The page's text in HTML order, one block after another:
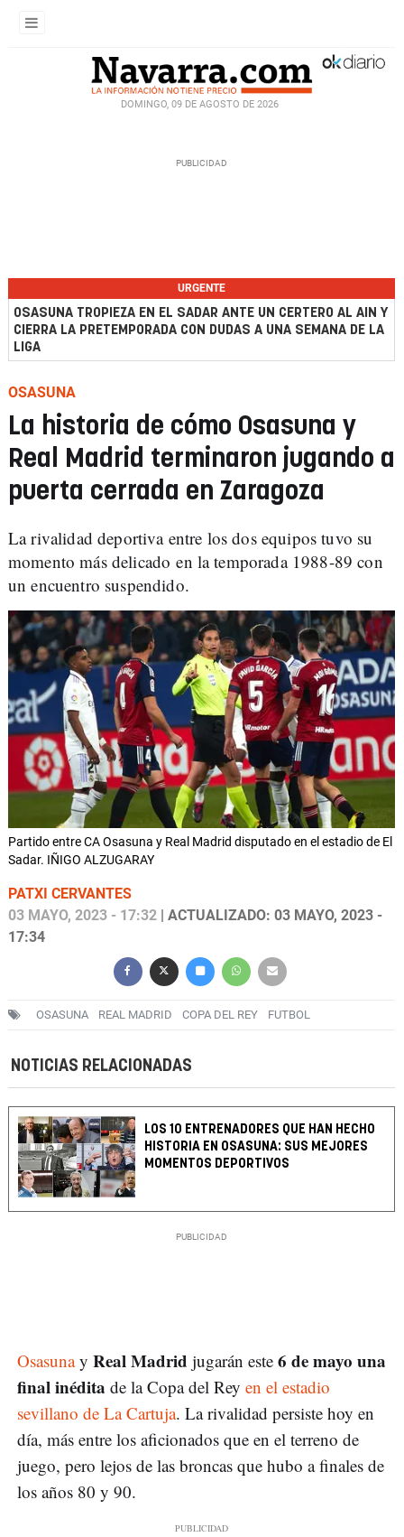
DOMINGO, 09 DE AGOSTO DE 2026
URGENTE
OSASUNA TROPIEZA EN EL SADAR ANTE UN CERTERO AL AIN Y
CIERRA LA PRETEMPORADA CON DUDAS A UNA SEMANA DE LA
LIGA
OSASUNA
La historia de cómo Osasuna y
Real Madrid terminaron jugando a
puerta cerrada en Zaragoza
La rivalidad deportiva entre los dos equipos tuvo su
momento más delicado en la temporada 1988-89 con
un encuentro suspendido.
Partido entre CA Osasuna y Real Madrid disputado en el estadio de El
Sadar. IÑIGO ALZUGARAY
PATXI CERVANTES
03 MAYO, 2023 - 17:32 | ACTUALIZADO: 03 MAYO, 2023 -
17:34
OSASUNA REAL MADRID COPA DEL REY FUTBOL
NOTICIAS RELACIONADAS
LOS 10 ENTRENADORES QUE HAN HECHO
HISTORIA EN OSASUNA: SUS MEJORES
MOMENTOS DEPORTIVOS
Osasunay Real Madrid jugarán este 6 de mayo una
final inédita de la Copa del Rey en el estadio
sevillano de La Cartuja. La rivalidad persiste hoy en
día, más entre los aficionados que en el terreno de
juego, pero lejos de las broncas que hubo a finales de
los años 80 y 90.